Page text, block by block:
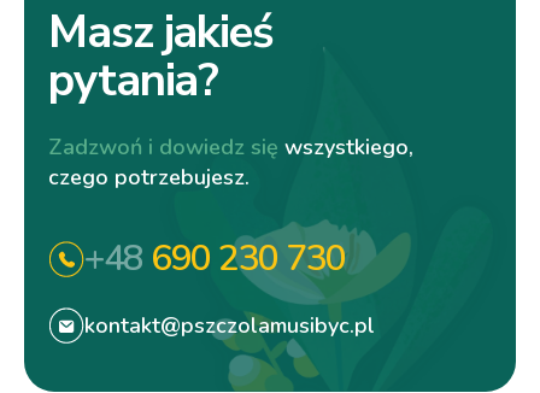
Masz jakieś
pytania?
Zadzwoń i dowiedz się wszystkiego,
czego potrzebujesz.
+48 690 230 730
kontakt@pszczolamusibyc.pl